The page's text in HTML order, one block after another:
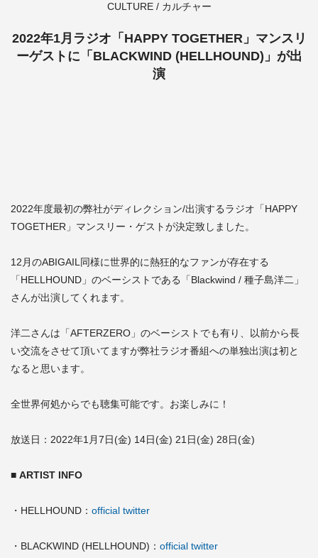
CULTURE / カルチャー
2022年1月ラジオ「HAPPY TOGETHER」マンスリ
ーゲストに「BLACKWIND (HELLHOUND)」が出
演
2022年度最初の弊社がディレクション/出演するラジオ「HAPPY
TOGETHER」マンスリー・ゲストが決定致しました。
12月のABIGAIL同様に世界的に熱狂的なファンが存在する
「HELLHOUND」のベーシストである「Blackwind / 種子島洋二」
さんが出演してくれます。
洋二さんは「AFTERZERO」のベーシストでも有り、以前から長
い交流をさせて頂いてますが弊社ラジオ番組への単独出演は初と
なると思います。
全世界何処からでも聴集可能です。お楽しみに！
放送日：2022年1月7日(金) 14日(金) 21日(金) 28日(金)
■ ARTIST INFO
・HELLHOUND： official twitter
・BLACKWIND (HELLHOUND)： official twitter